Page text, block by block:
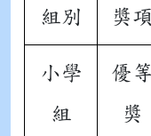
組別 獎項
小學
組
優等
獎